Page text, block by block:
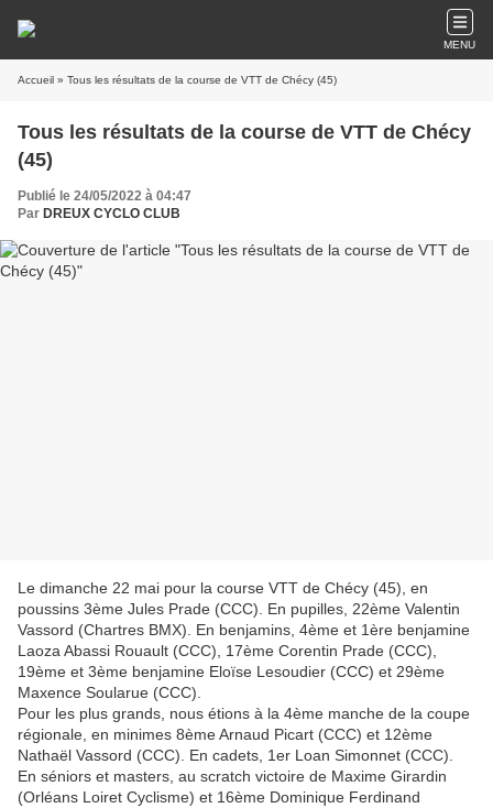
MENU
Accueil » Tous les résultats de la course de VTT de Chécy (45)
Tous les résultats de la course de VTT de Chécy
(45)
Publié le 24/05/2022 à 04:47
Par DREUX CYCLO CLUB
Le dimanche 22 mai pour la course VTT de Chécy (45), en
poussins 3ème Jules Prade (CCC). En pupilles, 22ème Valentin
Vassord (Chartres BMX). En benjamins, 4ème et 1ère benjamine
Laoza Abassi Rouault (CCC), 17ème Corentin Prade (CCC),
19ème et 3ème benjamine Eloïse Lesoudier (CCC) et 29ème
Maxence Soularue (CCC).
Pour les plus grands, nous étions à la 4ème manche de la coupe
régionale, en minimes 8ème Arnaud Picart (CCC) et 12ème
Nathaël Vassord (CCC). En cadets, 1er Loan Simonnet (CCC).
En séniors et masters, au scratch victoire de Maxime Girardin
(Orléans Loiret Cyclisme) et 16ème Dominique Ferdinand